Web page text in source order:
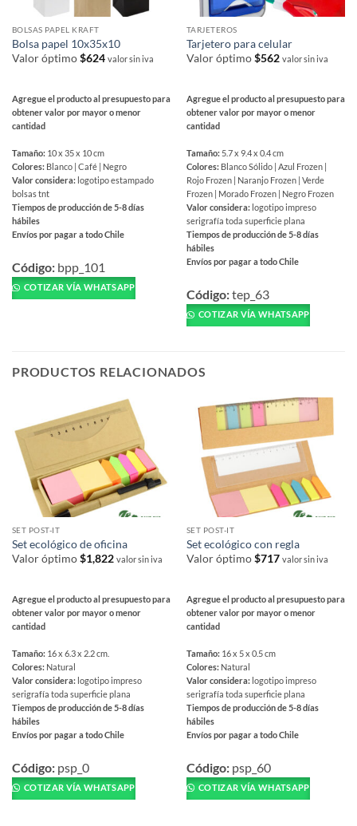
BOLSAS PAPEL KRAFT
Bolsa papel 10x35x10
Valor óptimo$624 valor sin iva
Agregue el producto al presupuesto para
obtener valor por mayor o menor
cantidad
Tamaño: 10 x 35 x 10 cm
Colores: Blanco | Café | Negro
Valor considera: logotipo estampado
bolsas tnt
Tiempos de producción de 5-8 días
hábiles
Envíos por pagar a todo Chile
producto
tiene
múltiples
se
la
página
producto
Código: bpp_101
COTIZAR VÍA WHATSAPP
TARJETEROS
Tarjetero para celular
Valor óptimo$562 valor sin iva
Agregue el producto al presupuesto para
obtener valor por mayor o menor
cantidad
Tamaño: 5.7 x 9.4 x 0.4 cm
Colores: Blanco Sólido | Azul Frozen |
Rojo Frozen | Naranjo Frozen | Verde
Frozen | Morado Frozen | Negro Frozen
Valor considera: logotipo impreso
serigrafía toda superficie plana
Tiempos de producción de 5-8 días
hábiles
Envíos por pagar a todo Chile
producto
tiene
múltiples
opciones
pueden
elegir
página
producto
Código:tep_63
COTIZAR VÍA WHATSAPP
PRODUCTOS RELACIONADOS
SET POST-IT
Set ecológico de oficina
Valor óptimo$1,822 valor sin iva
Agregue el producto al presupuesto para
obtener valor por mayor o menor
cantidad
Tamaño: 16 x 6.3 x 2.2 cm.
Colores: Natural
Valor considera: logotipo impreso
serigrafía toda superficie plana
Tiempos de producción de 5-8 días
hábiles
Envíos por pagar a todo Chile
producto
tiene
múltiples
Código: psp_0
COTIZAR VÍA WHATSAPP
SET POST-IT
Set ecológico con regla
Valor óptimo$717 valor sin iva
Agregue el producto al presupuesto para
obtener valor por mayor o menor
cantidad
Tamaño: 16 x 5 x 0.5 cm
Colores: Natural
Valor considera: logotipo impreso
serigrafía toda superficie plana
Tiempos de producción de 5-8 días
hábiles
Envíos por pagar a todo Chile
producto
tiene
múltiples
Código: psp_60
COTIZAR VÍA WHATSAPP